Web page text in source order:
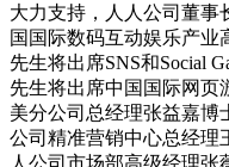
大力支持，人人公司董事
国国际数码互动娱乐产业
先生将出席SNS和Social
先生将出席中国国际网页
美分公司总经理张益嘉博
公司精准营销中心总经理
人公司市场部高级经理张